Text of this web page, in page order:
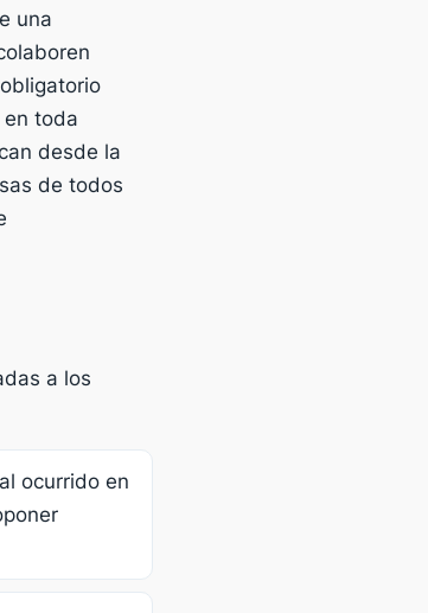
una
toda
desde la
de todos
a los
ocurrido en